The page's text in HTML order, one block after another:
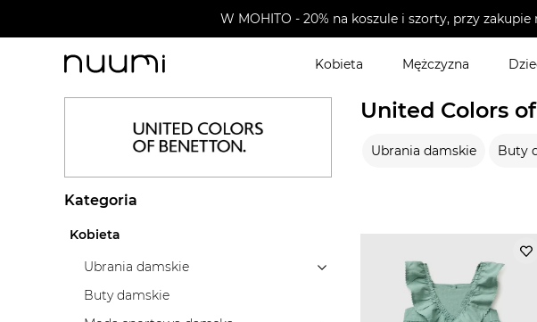
W MOHITO - 20% na koszule i szorty, przy
Kobieta Mężczyzna
nuumi.pl > Wyprzedaże
Kategoria
Kobieta
Ubrania damskie
Buty damskie
United Colors
Ubrania damskie Buty